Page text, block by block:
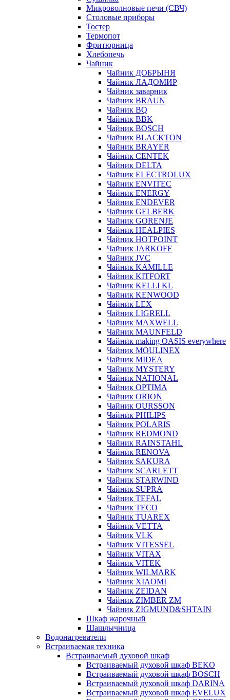
Микроволновые печи (СВЧ)
Столовые приборы
Тостер
Термопот
Фритюрница
Хлебопечь
Чайник
Чайник ДОБРЫНЯ
Чайник ЛАДОМИР
Чайник заварник
Чайник BRAUN
Чайник BQ
Чайник BBK
Чайник BOSCH
Чайник BLACKTON
Чайник BRAYER
Чайник CENTEK
Чайник DELTA
Чайник ELECTROLUX
Чайник ENVITEC
Чайник ENERGY
Чайник ENDEVER
Чайник GELBERK
Чайник GORENJE
Чайник HEALPIES
Чайник HOTPOINT
Чайник JARKOFF
Чайник JVC
Чайник KAMILLE
Чайник KITFORT
Чайник KELLI KL
Чайник KENWOOD
Чайник LEX
Чайник LIGRELL
Чайник MAXWELL
Чайник MAUNFELD
Чайник making OASIS everywhere
Чайник MOULINEX
Чайник MIDEA
Чайник MYSTERY
Чайник NATIONAL
Чайник OPTIMA
Чайник ORION
Чайник OURSSON
Чайник PHILIPS
Чайник POLARIS
Чайник REDMOND
Чайник RAINSTAHL
Чайник RENOVA
Чайник SAKURA
Чайник SCARLETT
Чайник STARWIND
Чайник SUPRA
Чайник TEFAL
Чайник TECO
Чайник TUAREX
Чайник VETTA
Чайник VLK
Чайник VITESSEL
Чайник VITAX
Чайник VITEK
Чайник WILMARK
Чайник XIAOMI
Чайник ZEIDAN
Чайник ZIMBER ZM
Чайник ZIGMUND&SHTAIN
Шкаф жарочный
Шашлычница
Водонагреватели
Встраиваемая техника
Встраиваемый духовой шкаф
Встраиваемый духовой шкаф BEKO
Встраиваемый духовой шкаф BOSCH
Встраиваемый духовой шкаф DARINA
Встраиваемый духовой шкаф EVELUX